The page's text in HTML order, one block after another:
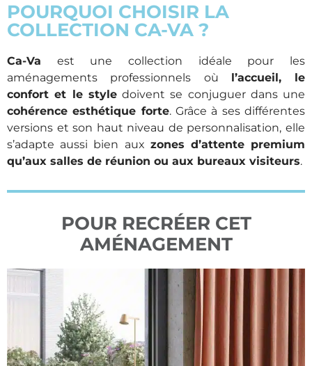
POURQUOI CHOISIR LA
COLLECTION CA-VA ?
Ca-Va est une collection idéale pour les
aménagements professionnels où l’accueil, le
confort et le styledoivent se conjuguer dans une
cohérence esthétique forte. Grâce à ses différentes
versions et son haut niveau de personnalisation, elle
s’adapte aussi bien aux zones d’attente premium
qu’aux salles de réunion ou aux bureaux visiteurs.
POUR RECRÉER CET
AMÉNAGEMENT